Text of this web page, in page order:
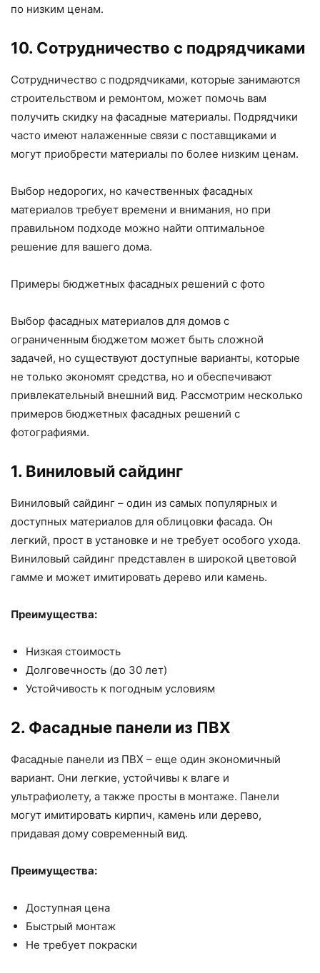
по низким ценам.
10. Сотрудничество с подрядчиками
Сотрудничество с подрядчиками, которые занимаются
строительством и ремонтом, может помочь вам
получить скидку на фасадные материалы. Подрядчики
часто имеют налаженные связи с поставщиками и
могут приобрести материалы по более низким ценам.
Выбор недорогих, но качественных фасадных
материалов требует времени и внимания, но при
правильном подходе можно найти оптимальное
решение для вашего дома.
Примеры бюджетных фасадных решений с фото
Выбор фасадных материалов для домов с
ограниченным бюджетом может быть сложной
задачей, но существуют доступные варианты, которые
не только экономят средства, но и обеспечивают
привлекательный внешний вид. Рассмотрим несколько
примеров бюджетных фасадных решений с
фотографиями.
1. Виниловый сайдинг
Виниловый сайдинг – один из самых популярных и
доступных материалов для облицовки фасада. Он
легкий, прост в установке и не требует особого ухода.
Виниловый сайдинг представлен в широкой цветовой
гамме и может имитировать дерево или камень.
Преимущества:
Низкая стоимость
Долговечность (до 30 лет)
Устойчивость к погодным условиям
2. Фасадные панели из ПВХ
Фасадные панели из ПВХ – еще один экономичный
вариант. Они легкие, устойчивы к влаге и
ультрафиолету, а также просты в монтаже. Панели
могут имитировать кирпич, камень или дерево,
придавая дому современный вид.
Преимущества:
Доступная цена
Быстрый монтаж
Не требует покраски